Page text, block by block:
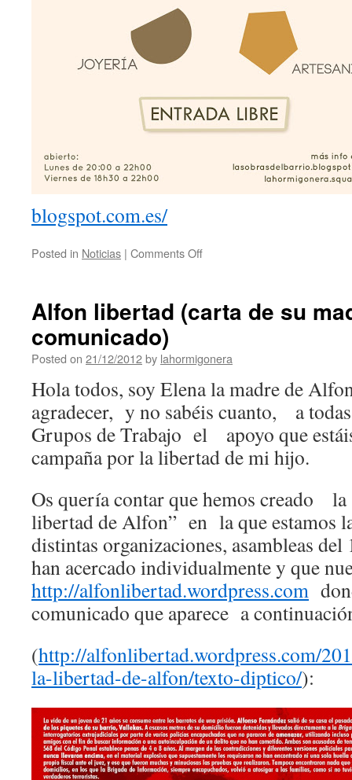
blogspot.com.es/
Posted in Noticias | Comments Off
Alfon libertad (carta de su
comunicado)
Posted on 21/12/2012by lahormigonera
Hola todos, soy Elena la madre de
agradecer, y no sabéis cuanto, a
Grupos de Trabajo el apoyo que
campaña por la libertad de mi hijo.
Os quería contar que hemos creado
libertad de Alfon” en la que estamos
distintas organizaciones, asambleas
han acercado individualmente y que
http://alfonlibertad.wordpress.com
comunicado que aparece a
(http://alfonlibertad.wordpress.com/
la-libertad-de-alfon/texto-diptico/):